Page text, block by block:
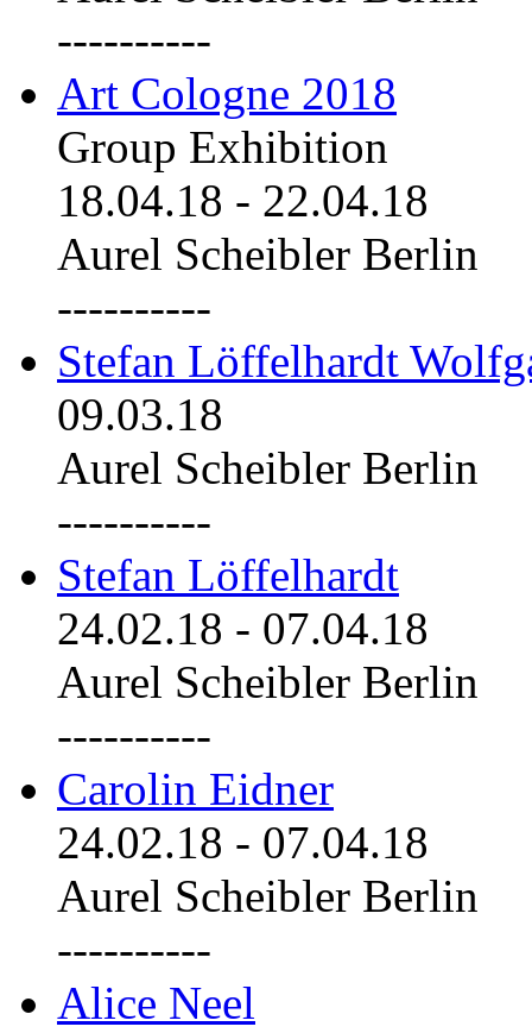
----------
Art Cologne 2018
Group Exhibition
18.04.18 - 22.04.18
Aurel Scheibler Berlin
----------
Stefan Löffelhardt
09.03.18
Aurel Scheibler Berlin
----------
Stefan Löffelhardt
24.02.18 - 07.04.18
Aurel Scheibler Berlin
----------
Carolin Eidner
24.02.18 - 07.04.18
Aurel Scheibler Berlin
----------
Alice Neel